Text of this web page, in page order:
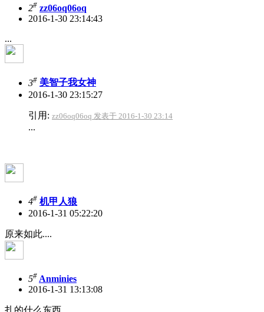
2# zz06oq06oq
2016-1-30 23:14:43
...
3# 美智子我女神
2016-1-30 23:15:27
引用: zz06oq06oq 发表于 2016-1-30 23:14
...
4# 机甲人狼
2016-1-31 05:22:20
原来如此....
5# Anminies
2016-1-31 13:13:08